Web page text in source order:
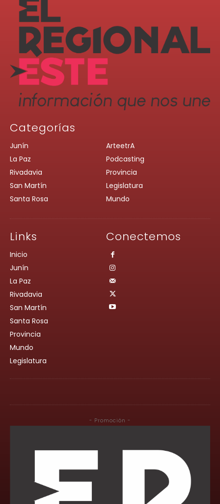
Categorías
Junín
La Paz
Rivadavia
San Martín
Santa Rosa
ArteetrA
Podcasting
Provincia
Legislatura
Mundo
Links
Inicio
Junín
La Paz
Rivadavia
San Martín
Santa Rosa
Provincia
Mundo
Legislatura
Conectemos
- Promoción -